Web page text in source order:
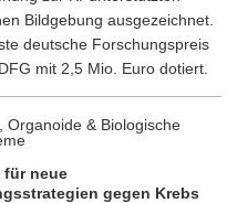
Bildgebung ausgezeichnet.
deutsche Forschungspreis
mit 2,5 Mio. Euro dotiert.
Organoide & Biologische
für neue
gegen Krebs